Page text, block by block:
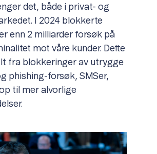
det, både i privat- og
I 2024 blokkerte
enn 2 milliarder forsøk på
mot våre kunder. Dette
fra blokkeringer av utrygge
phishing-forsøk, SMSer,
til mer alvorlige